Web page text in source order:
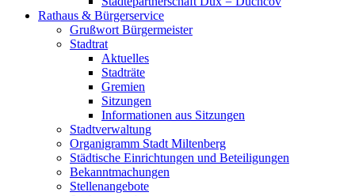
Rathaus & Bürgerservice
Grußwort Bürgermeister
Stadtrat
Aktuelles
Stadträte
Gremien
Sitzungen
Informationen aus Sitzungen
Stadtverwaltung
Organigramm Stadt Miltenberg
Städtische Einrichtungen und Beteiligungen
Bekanntmachungen
Stellenangebote